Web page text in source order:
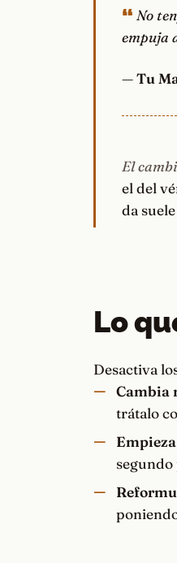
No
empuja
—Tu
El
el del
da
Lo
Desactiva
Cambia
trátalo
segundo